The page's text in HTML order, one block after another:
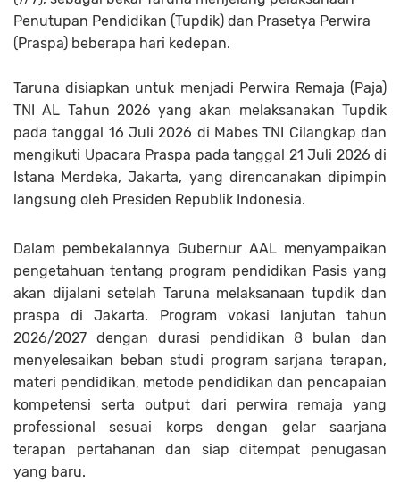
Penutupan Pendidikan (Tupdik) dan Prasetya Perwira
(Praspa) beberapa hari kedepan.
Taruna disiapkan untuk menjadi Perwira Remaja (Paja)
TNI AL Tahun 2026 yang akan melaksanakan Tupdik
pada tanggal 16 Juli 2026 di Mabes TNI Cilangkap dan
mengikuti Upacara Praspa pada tanggal 21 Juli 2026 di
Istana Merdeka, Jakarta, yang direncanakan dipimpin
langsung oleh Presiden Republik Indonesia.
Dalam pembekalannya Gubernur AAL menyampaikan
pengetahuan tentang program pendidikan Pasis yang
akan dijalani setelah Taruna melaksanaan tupdik dan
praspa di Jakarta. Program vokasi lanjutan tahun
2026/2027 dengan durasi pendidikan 8 bulan dan
menyelesaikan beban studi program sarjana terapan,
materi pendidikan, metode pendidikan dan pencapaian
kompetensi serta output dari perwira remaja yang
professional sesuai korps dengan gelar saarjana
terapan pertahanan dan siap ditempat penugasan
yang baru.